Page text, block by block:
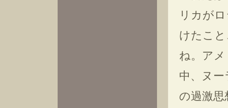
リカが
けたこ
ね。ア
中、ヌ
の過激